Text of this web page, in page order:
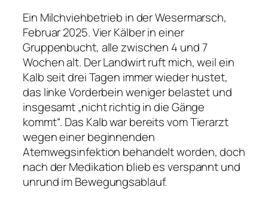
Ein Milchviehbetrieb in der Wesermarsch,
Februar 2025. Vier Kälber in einer
Gruppenbucht, alle zwischen 4 und 7
Wochen alt. Der Landwirt ruft mich, weil ein
Kalb seit drei Tagen immer wieder hustet,
das linke Vorderbein weniger belastet und
insgesamt „nicht richtig in die Gänge
kommt“. Das Kalb war bereits vom Tierarzt
wegen einer beginnenden
Atemwegsinfektion behandelt worden, doch
nach der Medikation blieb es verspannt und
unrund im Bewegungsablauf.